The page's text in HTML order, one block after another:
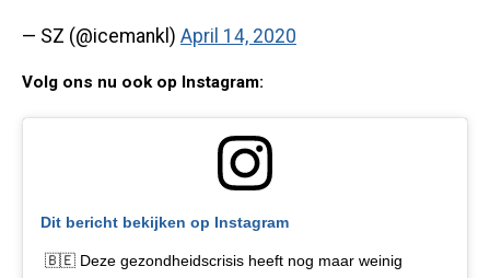
— SZ (@icemankl) April 14, 2020
Volg ons nu ook op Instagram:
Dit bericht bekijken op Instagram
🇧🇪 Deze gezondheidscrisis heeft nog maar weinig